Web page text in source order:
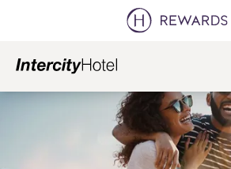
Sklíčko 1 z 1